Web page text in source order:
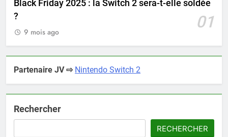
Black Friday 2025 : la Switch 2 sera-t-elle soldée
?
01
9 mois ago
Partenaire JV ⇨ Nintendo Switch 2
Rechercher
RECHERCHER